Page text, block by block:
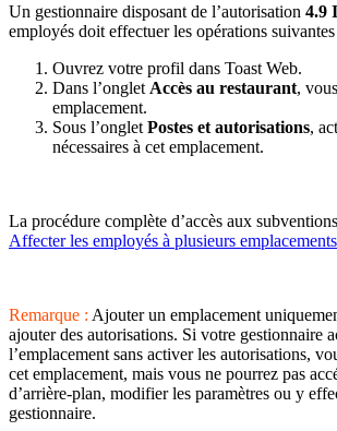
Un gestionnaire disposant de l’autorisation 4.9
employés doit effectuer les opérations
Ouvrez votre profil dans Toast Web.
Dans l’onglet Accès au restaurant,
emplacement.
Sous l’onglet Postes et autorisations,
nécessaires à cet emplacement.
La procédure complète d’accès aux
Affecter les employés à plusieurs emplacements
Remarque : Ajouter un emplacement
ajouter des autorisations. Si votre gestionnaire
l’emplacement sans activer les autorisations,
cet emplacement, mais vous ne pourrez pas
d’arrière-plan, modifier les paramètres ou y
gestionnaire.